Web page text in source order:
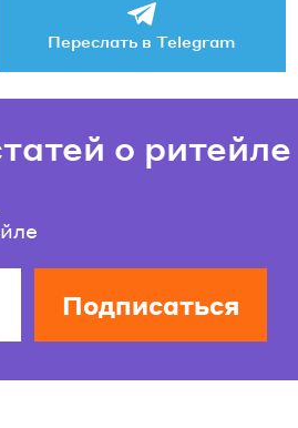
Переслать в Telegram
о ритейле
Подписаться